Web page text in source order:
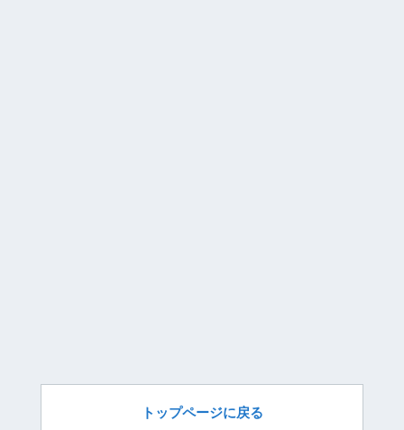
トップページに戻る